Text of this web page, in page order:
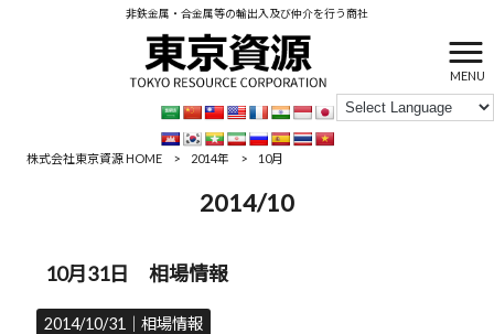
非鉄金属・合金属等の輸出入及び仲介を行う商社
MENU
株式会社東京資源 HOME > 2014年 > 10月
2014/10
10月31日 相場情報
2014/10/31｜相場情報